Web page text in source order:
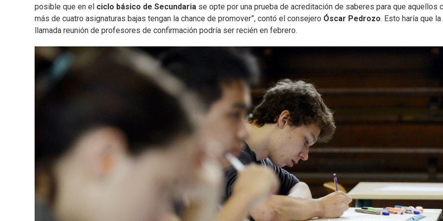
posible que en el ciclo básico de Secundaria se opte por una prueba de acreditación de saberes para que aquellos
más de cuatro asignaturas bajas tengan la chance de promover”, contó el consejero Óscar Pedrozo. Esto haría que la
llamada reunión de profesores de confirmación podría ser recién en febrero.